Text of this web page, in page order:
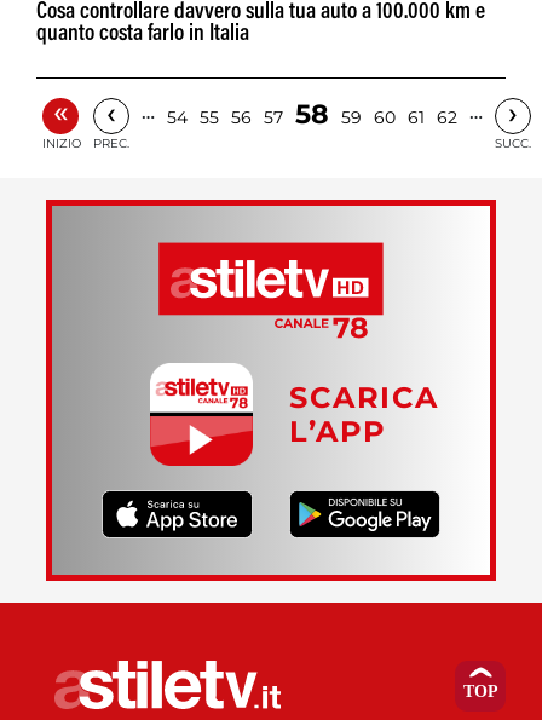
Cosa controllare davvero sulla tua auto a 100.000 km e
quanto costa farlo in Italia
«
INIZIO
‹
PREC.
… 54 55 56 57 58 59 60 61 62 … ›
SUCC.
SCARICA
L’APP